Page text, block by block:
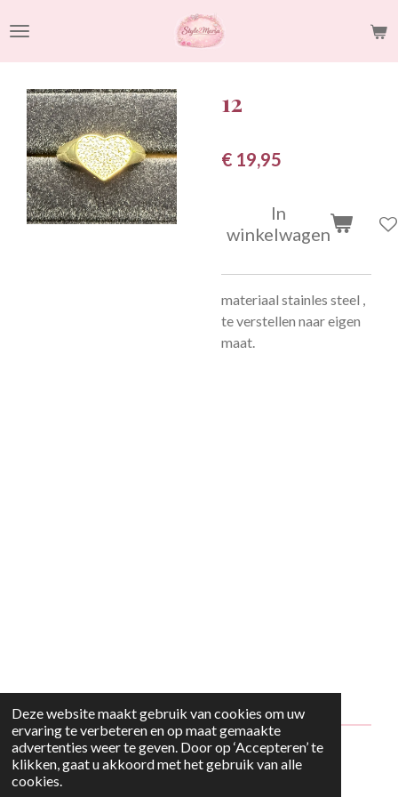
Deze website maakt gebruik van cookies om uw
ervaring te verbeteren en op maat gemaakte
advertenties weer te geven. Door op ‘Accepteren’ te
klikken, gaat u akkoord met het gebruik van alle
cookies.
direct
naar
hoofdinhoud
12
€ 19,95
In
winkelwagen
materiaal stainles steel ,
te verstellen naar eigen
maat.
© 2024 - 2026 Style2Maria
Powered by